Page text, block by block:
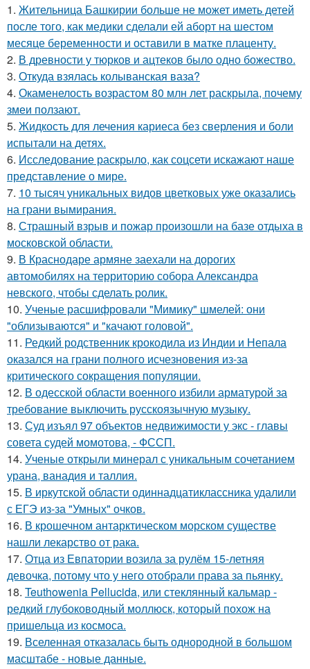
1. Жительница Башкирии больше не может иметь детей
после того, как медики сделали ей аборт на шестом
месяце беременности и оставили в матке плаценту.
2. В древности у тюрков и ацтеков было одно божество.
3. Откуда взялась колыванская ваза?
4. Окаменелость возрастом 80 млн лет раскрыла, почему
змеи ползают.
5. Жидкость для лечения кариеса без сверления и боли
испытали на детях.
6. Исследование раскрыло, как соцсети искажают наше
представление о мире.
7. 10 тысяч уникальных видов цветковых уже оказались
на грани вымирания.
8. Страшный взрыв и пожар произошли на базе отдыха в
московской области.
9. В Краснодаре армяне заехали на дорогих
автомобилях на территорию собора Александра
невского, чтобы сделать ролик.
10. Ученые расшифровали "Мимику" шмелей: они
"облизываются" и "качают головой".
11. Редкий родственник крокодила из Индии и Непала
оказался на грани полного исчезновения из-за
критического сокращения популяции.
12. В одесской области военного избили арматурой за
требование выключить русскоязычную музыку.
13. Суд изъял 97 объектов недвижимости у экс - главы
совета судей момотова, - ФССП.
14. Ученые открыли минерал с уникальным сочетанием
урана, ванадия и таллия.
15. В иркутской области одиннадцатиклассника удалили
с ЕГЭ из-за "Умных" очков.
16. В крошечном антарктическом морском существе
нашли лекарство от рака.
17. Отца из Евпатории возила за рулём 15-летняя
девочка, потому что у него отобрали права за пьянку.
18. Teuthowenia Pellucida, или стеклянный кальмар -
редкий глубоководный моллюск, который похож на
пришельца из космоса.
19. Вселенная отказалась быть однородной в большом
масштабе - новые данные.